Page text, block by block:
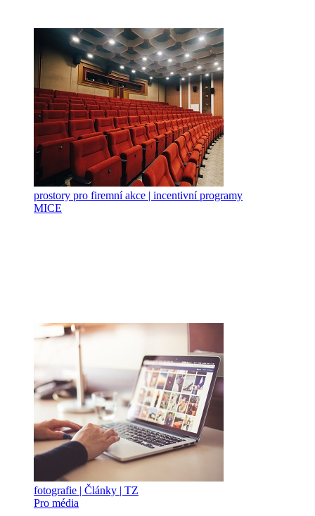
prostory pro firemní akce | incentivní programy
MICE
fotografie | Články | TZ
Pro média